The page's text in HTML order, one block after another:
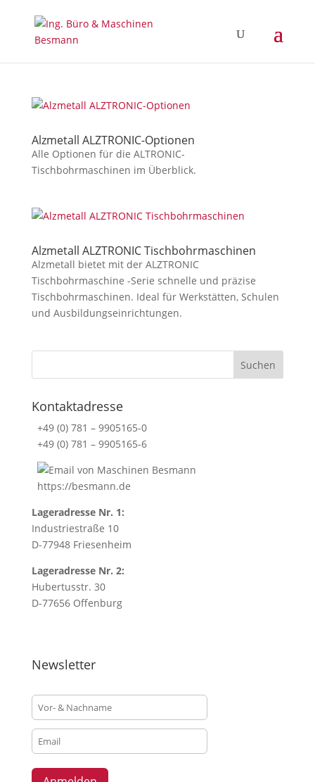
Alzmetall ALZTRONIC-Optionen
Alle Optionen für die ALTRONIC-
Tischbohrmaschinen im Überblick.
Alzmetall ALZTRONIC Tischbohrmaschinen
Alzmetall bietet mit der ALZTRONIC
Tischbohrmaschine -Serie schnelle und präzise
Tischbohrmaschinen. Ideal für Werkstätten, Schulen
und Ausbildungseinrichtungen.
Kontaktadresse
+49 (0) 781 – 9905165-0
+49 (0) 781 – 9905165-6
https://besmann.de
Lageradresse Nr. 1:
Industriestraße 10
D-77948 Friesenheim
Lageradresse Nr. 2:
Hubertusstr. 30
D-77656 Offenburg
Newsletter